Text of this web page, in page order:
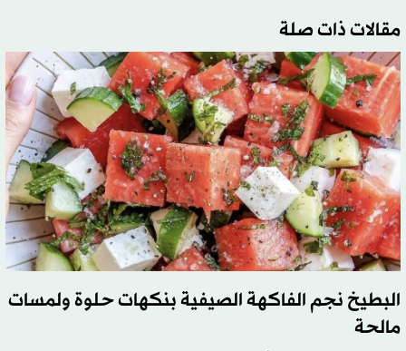
مقالات ذات صلة
البطيخ نجم الفاكهة الصيفية بنكهات حلوة ولمسات
مالحة